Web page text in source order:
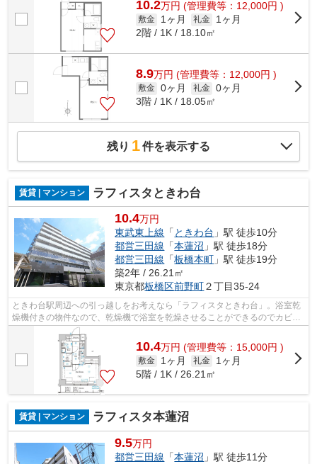
10.2万円 (管理費等：12,000円 )
敷金 1ヶ月 礼金
1ヶ月
2階 / 1K / 18.10㎡
8.9万円 (管理費等：12,000円 )
敷金 0ヶ月 礼金 0ヶ月
3階 / 1K / 18.05㎡
残り 1件を表示する
賃貸 | マンション ラフィスタときわ台
10.4万円
東武東上線 「 ときわ台 」駅 徒歩10分
都営三田線 「本蓮沼 」駅 徒歩18分
都営三田線 「板橋本町 」駅 徒歩19分
築2年 / 26.21㎡
東京都板橋区前野町２丁目35-24
ときわ台駅周辺への引っ越しをお考えなら「ラフィスタときわ台」。浴室乾
燥機付きの物件なので、乾燥機で浴室を乾燥させることができるのでカビの
繁殖を防ぐことに役立ちます。駅から...
10.4万円 (管理費等：15,000円 )
敷金 1ヶ月 礼金
1ヶ月
5階 / 1K / 26.21㎡
賃貸 | マンション ラフィスタ本蓮沼
9.5万円
都営三田線 「本蓮沼 」駅 徒歩11分